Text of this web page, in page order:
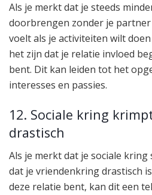
Als je merkt dat je steeds
doorbrengen zonder je
voelt als je activiteiten wilt
het zijn dat je relatie invloed
bent. Dit kan leiden tot het
interesses en passies.
12. Sociale kring
drastisch
Als je merkt dat je sociale
dat je vriendenkring drastisch
deze relatie bent, kan dit een